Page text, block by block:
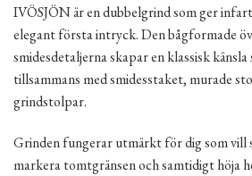
IVÖSJÖN är en dubbelgrind som ger
elegant första intryck. Den bågformade
smidesdetaljerna skapar en klassisk
tillsammans med smidesstaket, murade
grindstolpar.
Grinden fungerar utmärkt för dig som vill
markera tomtgränsen och samtidigt höja